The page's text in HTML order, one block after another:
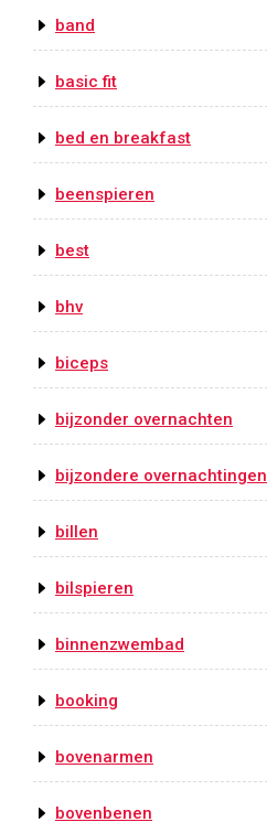
band
basic fit
bed en breakfast
beenspieren
best
bhv
biceps
bijzonder overnachten
bijzondere overnachtingen
billen
bilspieren
binnenzwembad
booking
bovenarmen
bovenbenen